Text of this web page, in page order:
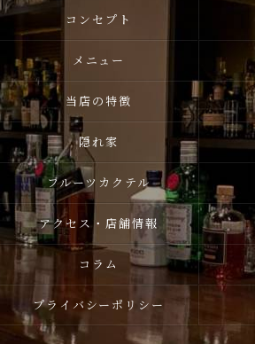
コンセプト
メニュー
当店の特徴
隠れ家
フルーツカクテル
アクセス・店舗情報
コラム
プライバシーポリシー